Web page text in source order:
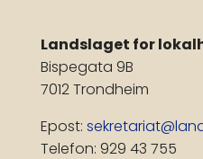
Landslaget for
Bispegata 9B
7012 Trondheim
Epost:
Telefon: 929 43 755